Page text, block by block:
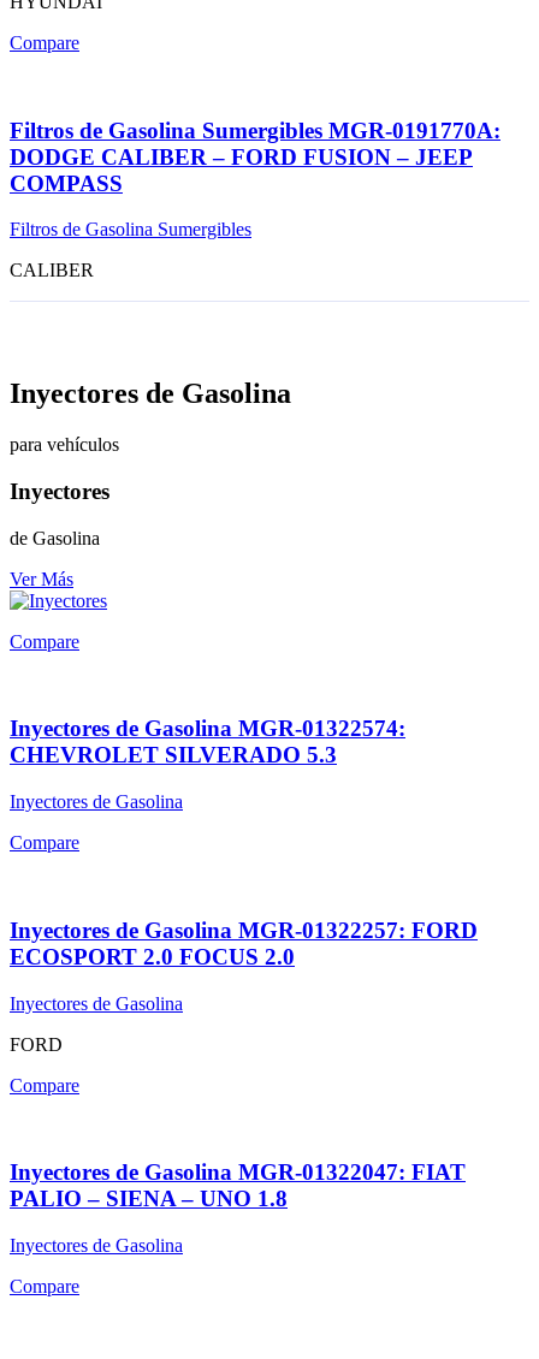
Compare
Filtros de Gasolina Sumergibles MGR-0191770A:
DODGE CALIBER – FORD FUSION – JEEP
COMPASS
Filtros de Gasolina Sumergibles
CALIBER
Inyectores de Gasolina
para vehículos
Inyectores
de Gasolina
Ver Más
Compare
Inyectores de Gasolina MGR-01322574:
CHEVROLET SILVERADO 5.3
Inyectores de Gasolina
Compare
Inyectores de Gasolina MGR-01322257: FORD
ECOSPORT 2.0 FOCUS 2.0
Inyectores de Gasolina
FORD
Compare
Inyectores de Gasolina MGR-01322047: FIAT
PALIO – SIENA – UNO 1.8
Inyectores de Gasolina
Compare